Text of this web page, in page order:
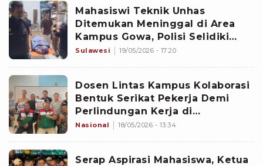
Mahasiswi Teknik Unhas
Ditemukan Meninggal di Area
Kampus Gowa, Polisi Selidiki
Penyebab Kematian Korban
Sulawesi 19/05/2026 - 17:20
Dosen Lintas Kampus Kolaborasi
Bentuk Serikat Pekerja Demi
Perlindungan Kerja di
Lingkungan Perguruan Tinggi
Nasional 18/05/2026 - 13:34
Serap Aspirasi Mahasiswa, Ketua